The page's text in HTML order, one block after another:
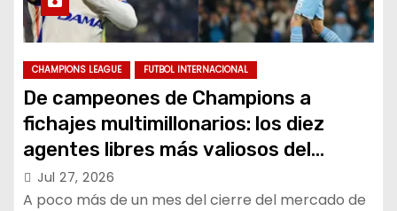
CHAMPIONS LEAGUE FUTBOL INTERNACIONAL
De campeones de Champions a
fichajes multimillonarios: los diez
agentes libres más valiosos del
mercado
Jul 27, 2026
A poco más de un mes del cierre del mercado de